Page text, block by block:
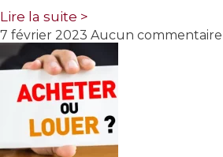
Lire la suite >
7 février 2023 Aucun commentaire